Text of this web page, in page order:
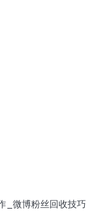
_微博粉丝回收技巧